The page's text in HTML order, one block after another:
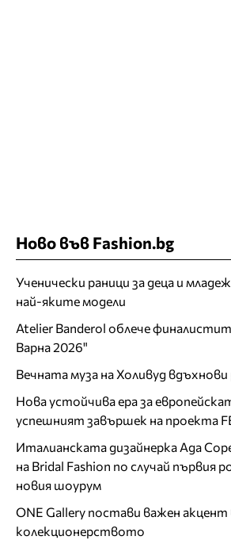
Ново във Fashion.bg
Ученически раници за деца и
най-яките модели
Atelier Banderol облече
Варна 2026"
Вечната муза на Холивуд вдъхнови
Нова устойчива ера за
успешният завършек на проекта
Италианската дизайнерка Ада
на Bridal Fashion по случай първия
новия шоурум
ONE Gallery постави важен акцент
колекционерството